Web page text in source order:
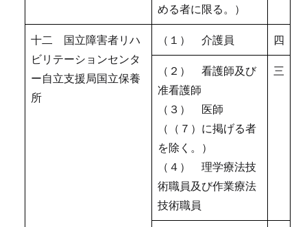
める者に限る。）
十二 国立障害者リハ
ビリテーションセンタ
ー自立支援局国立保養
所
（１） 介護員
四
（２） 看護師及び
准看護師
（３） 医師
（（７）に掲げる者
を除く。）
（４） 理学療法技
術職員及び作業療法
技術職員
三